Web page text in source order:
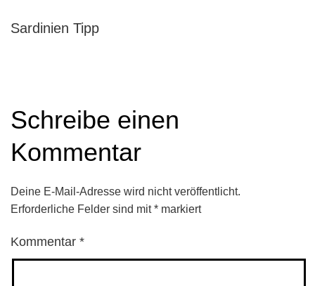
Sardinien Tipp
Schreibe einen
Kommentar
Deine E-Mail-Adresse wird nicht veröffentlicht.
Erforderliche Felder sind mit* markiert
Kommentar *